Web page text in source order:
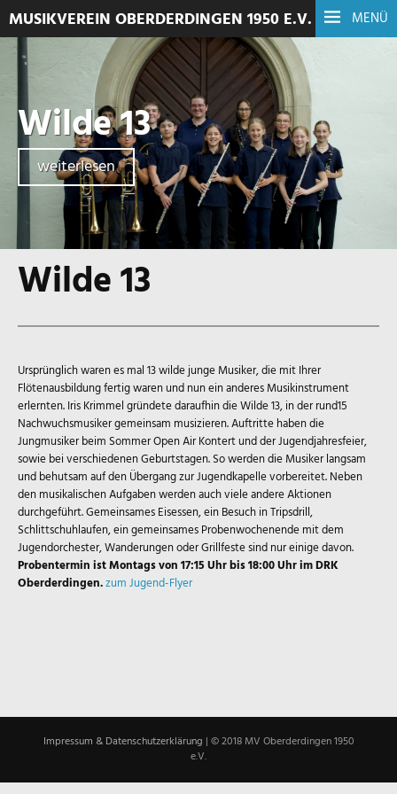
MENÜ
MUSIKVEREIN OBERDERDINGEN 1950 E.V.
Wilde 13
weiterlesen
Wilde 13
Ursprünglich waren es mal 13 wilde junge Musiker, die mit Ihrer
Flötenausbildung fertig waren und nun ein anderes Musikinstrument
erlernten. Iris Krimmel gründete daraufhin die Wilde 13, in der rund15
Nachwuchsmusiker gemeinsam musizieren. Auftritte haben die
Jungmusiker beim Sommer Open Air Kontert und der Jugendjahresfeier,
sowie bei verschiedenen Geburtstagen. So werden die Musiker langsam
und behutsam auf den Übergang zur Jugendkapelle vorbereitet. Neben
den musikalischen Aufgaben werden auch viele andere Aktionen
durchgeführt. Gemeinsames Eisessen, ein Besuch in Tripsdrill,
Schlittschuhlaufen, ein gemeinsames Probenwochenende mit dem
Jugendorchester, Wanderungen oder Grillfeste sind nur einige davon.
Probentermin ist Montags von 17:15 Uhr bis 18:00 Uhr im DRK
Oberderdingen.zum Jugend-Flyer
Impressum & Datenschutzerklärung | © 2018 MV Oberderdingen 1950
e.V.